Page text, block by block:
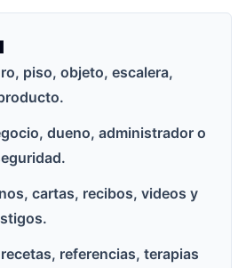
piso, objeto, escalera,
dueno, administrador o
cartas, recibos, videos y
referencias, terapias